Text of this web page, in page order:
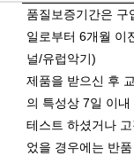
품질보증기간은 구
일로부터 6개월 이
널/유럽악기)
제품을 받으신 후
의 특성상 7일 이내
테스트 하셨거나
었을 경우에는 반